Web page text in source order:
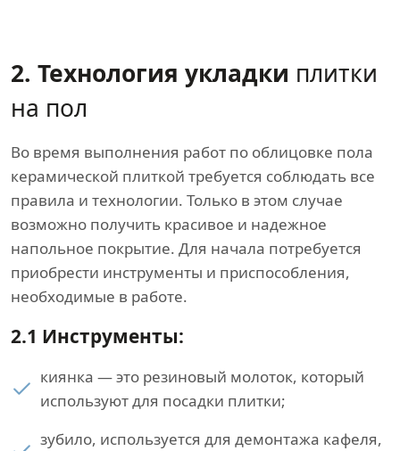
2. Технология укладки плитки
на пол
Во время выполнения работ по облицовке пола
керамической плиткой требуется соблюдать все
правила и технологии. Только в этом случае
возможно получить красивое и надежное
напольное покрытие. Для начала потребуется
приобрести инструменты и приспособления,
необходимые в работе.
2.1 Инструменты:
киянка — это резиновый молоток, который
используют для посадки плитки;
зубило, используется для демонтажа кафеля,